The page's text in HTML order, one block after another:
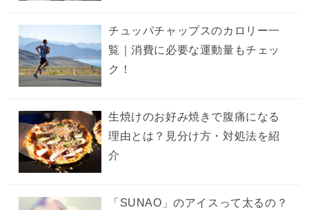
チュッパチャップスのカロリー一
覧｜消費に必要な運動量もチェッ
ク！
生焼けのお好み焼きで腹痛になる
理由とは？見分け方・対処法を紹
介
「SUNAO」のアイスって太るの？